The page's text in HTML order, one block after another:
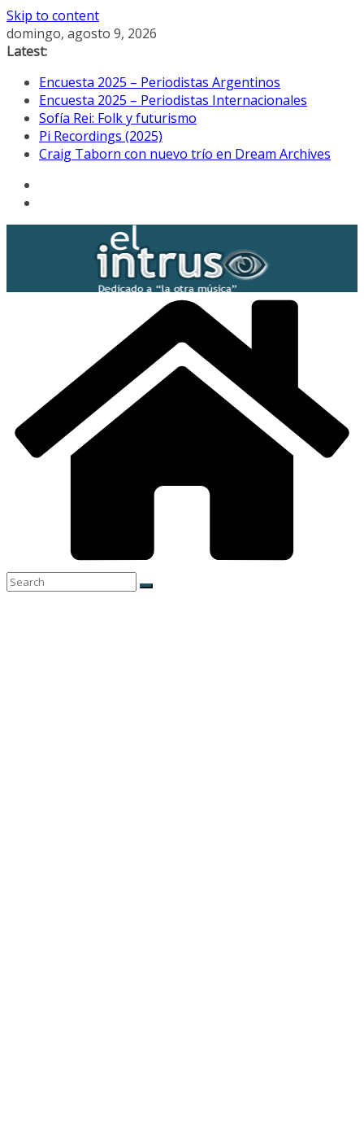
Skip to content
domingo, agosto 9, 2026
Latest:
Encuesta 2025 – Periodistas Argentinos
Encuesta 2025 – Periodistas Internacionales
Sofía Rei: Folk y futurismo
Pi Recordings (2025)
Craig Taborn con nuevo trío en Dream Archives